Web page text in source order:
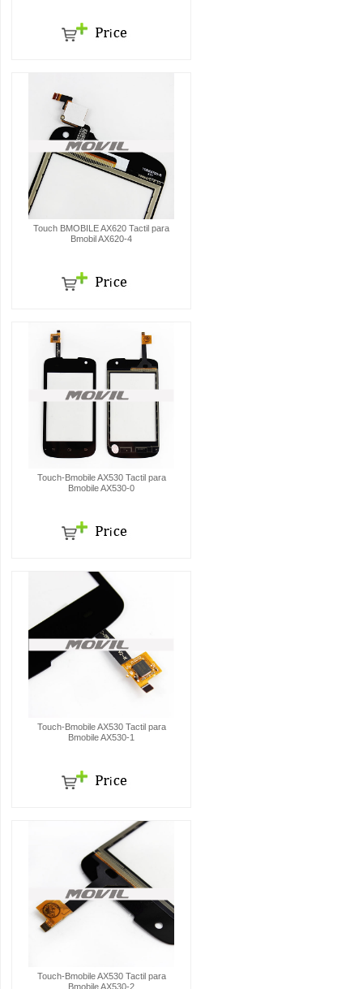
Touch BMOBILE AX620 Tactil para
Bmobil AX620-4
Touch-Bmobile AX530 Tactil para
Bmobile AX530-0
Touch-Bmobile AX530 Tactil para
Bmobile AX530-1
Touch-Bmobile AX530 Tactil para
Bmobile AX530-2